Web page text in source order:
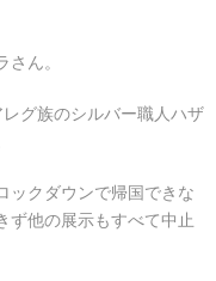
ん。
グ族のシルバー職人ハザ
ックダウンで帰国できな
ず他の展示もすべて中止